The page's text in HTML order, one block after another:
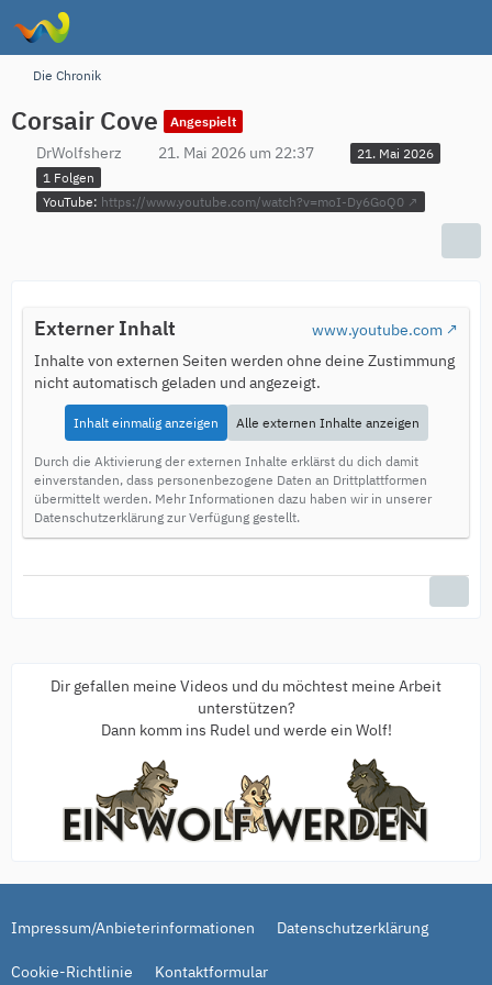
Die Chronik
Corsair Cove Angespielt
DrWolfsherz 21. Mai 2026 um 22:37
21. Mai 2026
1 Folgen
YouTube: https://www.youtube.com/watch?v=moI-Dy6GoQ0
Externer Inhalt
www.youtube.com
Inhalte von externen Seiten werden ohne deine Zustimmung
nicht automatisch geladen und angezeigt.
Inhalt einmalig anzeigen Alle externen Inhalte anzeigen
Durch die Aktivierung der externen Inhalte erklärst du dich damit
einverstanden, dass personenbezogene Daten an Drittplattformen
übermittelt werden. Mehr Informationen dazu haben wir in unserer
Datenschutzerklärung zur Verfügung gestellt.
Dir gefallen meine Videos und du möchtest meine Arbeit
unterstützen?
Dann komm ins Rudel und werde ein Wolf!
Impressum/Anbieterinformationen Datenschutzerklärung
Cookie-Richtlinie Kontaktformular